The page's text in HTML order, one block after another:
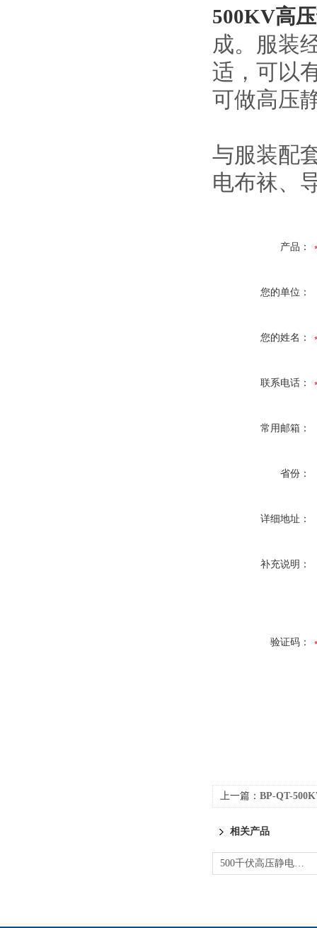
500KV高
成。服装
适，可以
可做高压
与服装配
电布袜、
产品：
您的单位：
您的姓名：
联系电话：
常用邮箱：
省份：
详细地址：
补充说明：
验证码：
上一篇： BP-QT-
相关产品
500千伏高压静电屏蔽服